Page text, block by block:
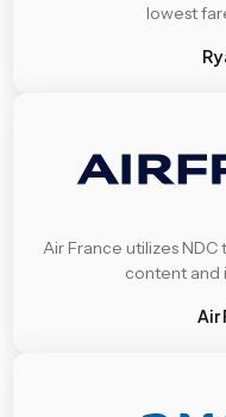
lowest
Air France utilizes
content and
Air